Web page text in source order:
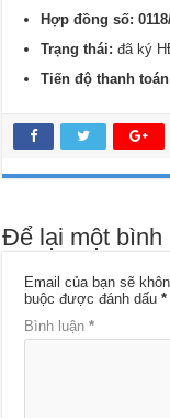
Hợp đồng số:
Trạng thái:đã ký
Tiến độ thanh
Để lại một bình
Email của bạn sẽ
buộc được đánh dấu*
Bình luận*